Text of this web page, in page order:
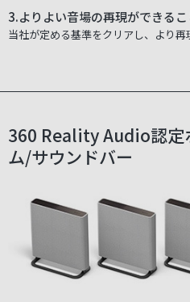
3.よりよい音場の再現ができるこ
当社が定める基準をクリアし、より
360 Reality Audio認定
ム/サウンドバー